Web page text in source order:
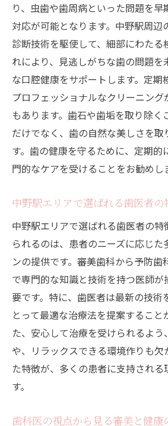
歯医者が考える口腔健康
中野駅の審美歯科での健
歯医者が推奨する審美歯
ーチ
患者が求める新しい審美
中野駅周辺で評判の歯医者が
口腔ケア
総合的な口腔ケアを提供
中野駅周辺で評判の歯医者
患者に寄り添う歯医者のカ
中野駅の総合歯科ケアで
歯医者が教える口腔ケア
笑顔に自信を持つための歯医
ポート
トータルサポートを行う
歯医者が提供する包括的
自信を取り戻すための歯
歯医者のトータルケアで
り、虫歯や歯周病といった問題を
対応が可能となります。中野駅周辺
診断技術を駆使して、細部にわたる
れにより、見逃しがちな歯の問題を
な口腔健康をサポートします。定期
プロフェッショナルなクリーニン
もあります。歯石や歯垢を取り除く
だけでなく、歯の自然な美しさを取
す。歯の健康を守るために、定期的
門的なケアを受けることをお勧めし
中野駅エリアで選ばれる歯医者の
中野駅エリアで選ばれる歯医者の
られるのは、患者のニーズに応じた
ンの提供です。審美歯科から予防歯
で専門的な知識と技術を持つ医師
要です。特に、歯医者は最新の技術
とって最適な治療法を提案すること
た、安心して治療を受けられるよ
や、リラックスできる環境作りも欠
た特徴が、多くの患者に支持される
す。
歯科医の視点から見る審美と健康